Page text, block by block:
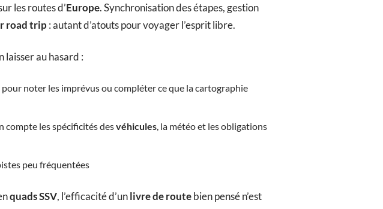
les routes d’Europe. Synchronisation des étapes, gestion
road trip: autant d’atouts pour voyager l’esprit libre.
laisser au hasard :
noter les imprévus ou compléter ce que la cartographie
compte les spécificités desvéhicules , la météo et les obligations
peu fréquentées
quads SSV, l’efficacité d’unlivre de routebien pensé n’est